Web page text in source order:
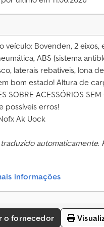
veículo: Bovenden, 2 eixos,
ABS (sistema
laterais rebatíveis, lona
bom estado! Altura de
SOBRE ACESSÓRIOS
possíveis erros!
Ak Uock
informações
o fornecedor